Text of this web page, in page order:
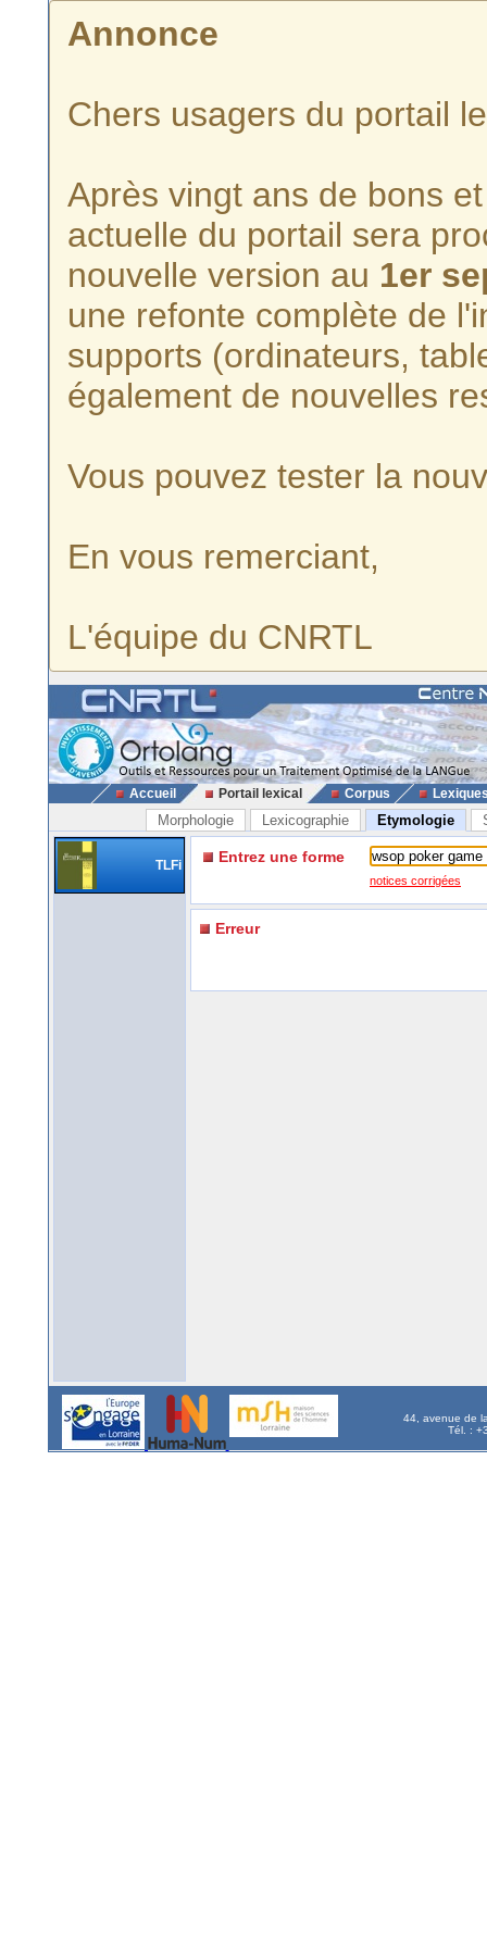
Annonce
Chers usagers du portail
Après vingt ans de bons
actuelle du portail sera
nouvelle version au 1er
une refonte complète de
supports (ordinateurs,
également de nouvelles
Vous pouvez tester la
En vous remerciant,
L'équipe du CNRTL
Accueil Portail lexical Corpus
Morphologie Lexicographie Etymologie
TLFi Entrez une forme
notices corrigées
Erreur
44, avenue de
Tél. :